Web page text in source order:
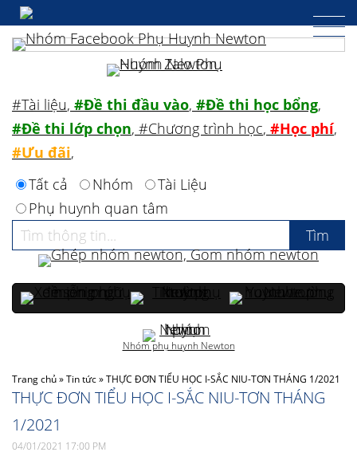
Trang chủ»Tin tức»THỰC ĐƠN TIỂU HỌC I-SẮC NIU-TƠN THÁNG 1/2021
THỰC ĐƠN TIỂU HỌC I-SẮC NIU-TƠN THÁNG
1/2021
04/01/2021 17:00 PM
#Tài liệu, #Đề thi đầu vào, #Đề thi học bổng,
#Đề thi lớp chọn, #Chương trình học, #Học phí,
#Ưu đãi,
Tất cả
Nhóm
Tài Liệu
Phụ huynh quan tâm
Nhóm phụ huynh Newton